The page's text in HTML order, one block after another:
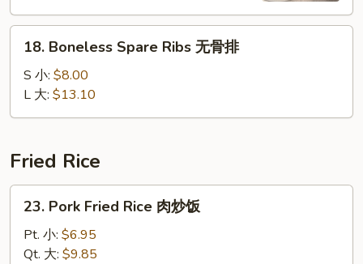
角
Boneless
Spare
Ribs
无
排
18. Boneless Spare Ribs 无骨排
S 小: $8.00
L 大: $13.10
Fried Rice
Pork
Fried
Rice
23. Pork Fried Rice 肉炒饭
Pt. 小: $6.95
Qt. 大: $9.85